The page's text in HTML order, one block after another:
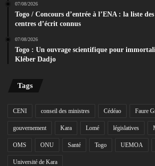
07/08/2026
Togo / Concours d’entrée à l’ENA : la liste
centres d’écrit connus
07/08/2026
Togo : Un ouvrage scientifique pour
Kléber Dadjo
Tags
CENI conseil des ministres Cédéao Faure
gouvernement Kara Lomé législatives
OMS ONU Santé Togo UEMOA
Université de Kara